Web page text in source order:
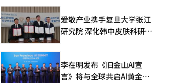
爱敬产业携手复旦大学张江
研究院 深化韩中皮肤科研合
李在明发布《旧金山AI宣
言》将与全球共启AI黄金时